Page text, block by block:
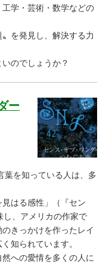
学・芸術・数学などの
を発見し、解決する力
のでしょうか？
ー
葉を知っている人は、多
はる感性」（『セン
し、アメリカの作家で
のきっかけを作ったレイ
知られています。
への愛情を多くの人に